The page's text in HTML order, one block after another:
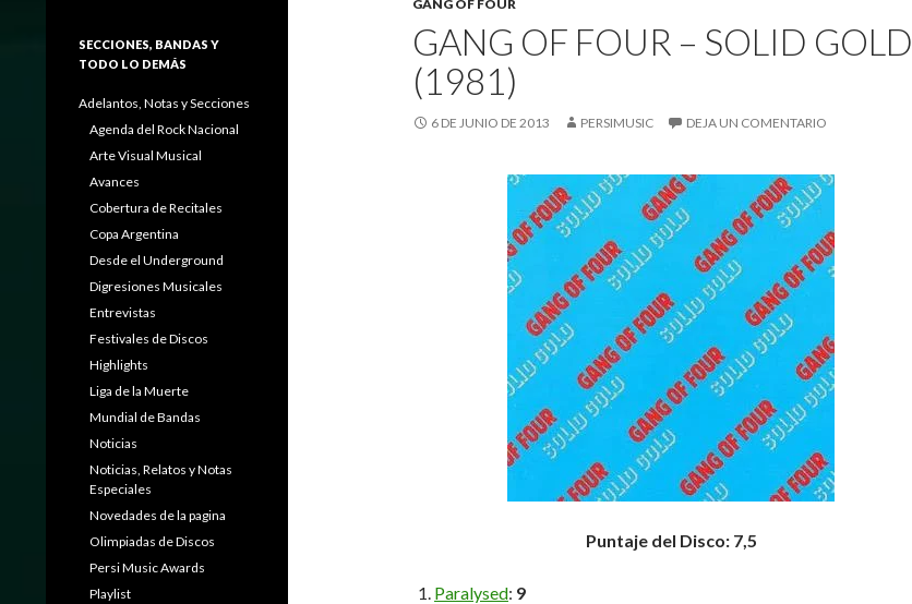
GANG OF FOUR
GANG OF FOUR – SOLID GOLD
(1981)
6 DE JUNIO DE 2013 PERSIMUSIC DEJA UN COMENTARIO
Puntaje del Disco: 7,5
Paralysed: 9
SECCIONES, BANDAS Y
TODO LO DEMÁS
Adelantos, Notas y Secciones
Agenda del Rock Nacional
Arte Visual Musical
Avances
Cobertura de Recitales
Copa Argentina
Desde el Underground
Digresiones Musicales
Entrevistas
Festivales de Discos
Highlights
Liga de la Muerte
Mundial de Bandas
Noticias
Noticias, Relatos y Notas
Especiales
Novedades de la pagina
Olimpiadas de Discos
Persi Music Awards
Playlist